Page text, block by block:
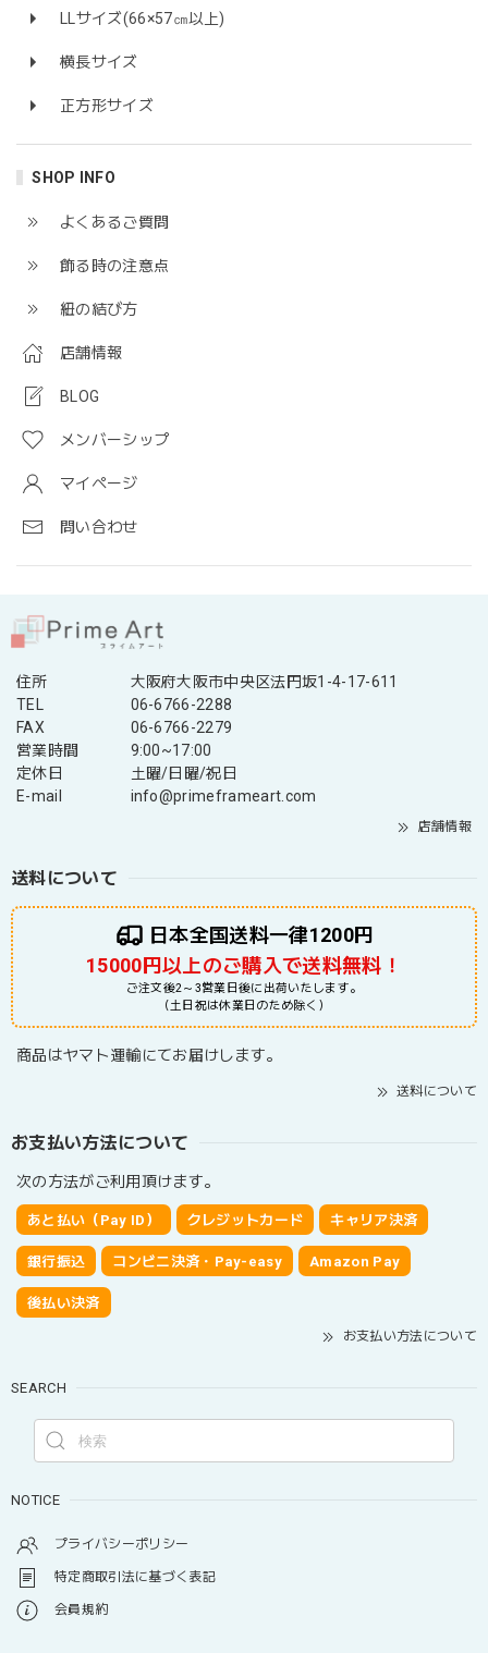
LLサイズ(66×57㎝以上)
横長サイズ
正方形サイズ
SHOP INFO
よくあるご質問
飾る時の注意点
紐の結び方
店舗情報
BLOG
メンバーシップ
マイページ
問い合わせ
住所
大阪府大阪市中央区法円坂1-4-17-611
TEL
06-6766-2288
FAX
06-6766-2279
営業時間
9:00~17:00
定休日
土曜/日曜/祝日
E-mail
info@primeframeart.com
店舗情報
送料について
日本全国送料一律1200円
15000円以上のご購入で送料無料！
ご注文後2～3営業日後に出荷いたします。
（土日祝は休業日のため除く）
商品はヤマト運輸にてお届けします。
送料について
お支払い方法について
次の方法がご利用頂けます。
あと払い（Pay ID） クレジットカード キャリア決済
銀行振込 コンビニ決済・Pay-easy Amazon Pay
後払い決済
お支払い方法について
SEARCH
NOTICE
プライバシーポリシー
特定商取引法に基づく表記
会員規約